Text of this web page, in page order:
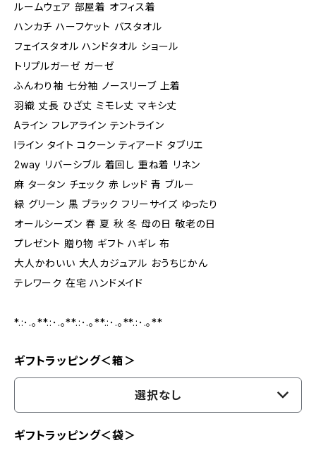
ルームウェア 部屋着 オフィス着
ハンカチ ハーフケット バスタオル
フェイスタオル ハンドタオル ショール
トリプルガーゼ ガーゼ
ふんわり袖 七分袖 ノースリーブ 上着
羽織 丈長 ひざ丈 ミモレ丈 マキシ丈
Aライン フレアライン テントライン
Iライン タイト コクーン ティアード タブリエ
2way リバーシブル 着回し 重ね着 リネン
麻 タータン チェック 赤 レッド 青 ブルー
緑 グリーン 黒 ブラック フリーサイズ ゆったり
オールシーズン 春 夏 秋 冬 母の日 敬老の日
プレゼント 贈り物 ギフト ハギレ 布
大人かわいい 大人カジュアル おうちじかん
テレワーク 在宅 ハンドメイド
*.:･.｡**.:･.｡**.:･.｡**.:･.｡**.:･.｡**
ギフトラッピング＜箱＞
選択なし
ギフトラッピング＜袋＞